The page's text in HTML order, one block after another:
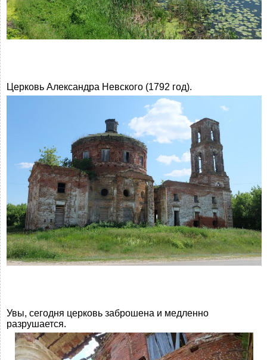
Церковь Александра Невского (1792 год).
Увы, сегодня церковь заброшена и медленно
разрушается.